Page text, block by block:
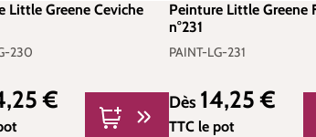
Little Greene Ceviche
230
: €
Peinture Little Greene
n°231
PAINT-LG-231
Prix régulier :
Dès 14,25 €
TTC le pot